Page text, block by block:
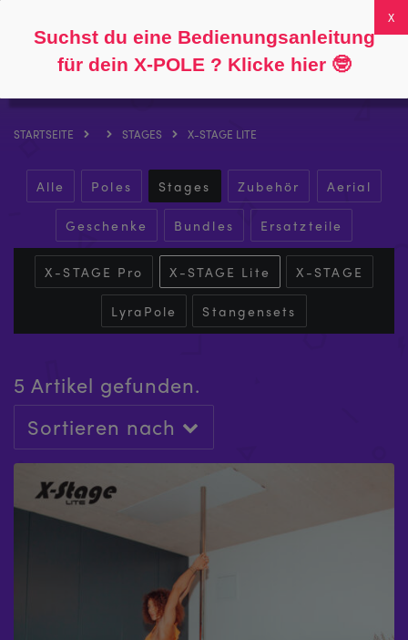
0
STARTSEITE STAGES X-STAGE LITE
Alle Poles Stages Zubehör Aerial
Geschenke Bundles Ersatzteile
X-STAGE Pro X-STAGE Lite X-STAGE
LyraPole Stangensets
5 Artikel gefunden.
Sortieren nach
Suchst du eine Bedienungsanleitung
für dein X-POLE ? Klicke hier 🤓